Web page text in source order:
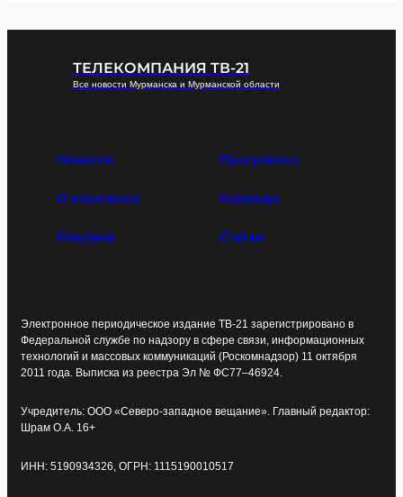
ТЕЛЕКОМПАНИЯ ТВ-21
Все новости Мурманска и Мурманской области
Новости Программы
О компании Команда
Реклама Статьи
Электронное периодическое издание ТВ-21 зарегистрировано в
Федеральной службе по надзору в сфере связи, информационных
технологий и массовых коммуникаций (Роскомнадзор) 11 октября
2011 года. Выписка из реестра Эл № ФС77–46924.
Учредитель: ООО «Северо-западное вещание». Главный редактор:
Шрам О.А. 16+
ИНН: 5190934326, ОГРН: 1115190010517